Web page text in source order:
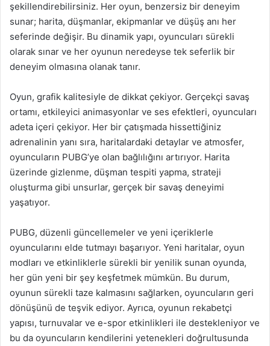
şekillendirebilirsiniz. Her oyun, benzersiz bir deneyim
sunar; harita, düşmanlar, ekipmanlar ve düşüş anı her
seferinde değişir. Bu dinamik yapı, oyuncuları sürekli
olarak sınar ve her oyunun neredeyse tek seferlik bir
deneyim olmasına olanak tanır.
Oyun, grafik kalitesiyle de dikkat çekiyor. Gerçekçi savaş
ortamı, etkileyici animasyonlar ve ses efektleri, oyuncuları
adeta içeri çekiyor. Her bir çatışmada hissettiğiniz
adrenalinin yanı sıra, haritalardaki detaylar ve atmosfer,
oyuncuların PUBG’ye olan bağlılığını artırıyor. Harita
üzerinde gizlenme, düşman tespiti yapma, strateji
oluşturma gibi unsurlar, gerçek bir savaş deneyimi
yaşatıyor.
PUBG, düzenli güncellemeler ve yeni içeriklerle
oyuncularını elde tutmayı başarıyor. Yeni haritalar, oyun
modları ve etkinliklerle sürekli bir yenilik sunan oyunda,
her gün yeni bir şey keşfetmek mümkün. Bu durum,
oyunun sürekli taze kalmasını sağlarken, oyuncuların geri
dönüşünü de teşvik ediyor. Ayrıca, oyunun rekabetçi
yapısı, turnuvalar ve e-spor etkinlikleri ile destekleniyor ve
bu da oyuncuların kendilerini yetenekleri doğrultusunda